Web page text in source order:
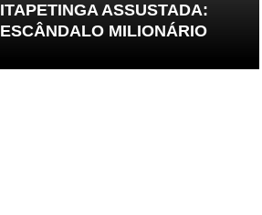
ITAPETINGA ASSUSTADA:
ESCÂNDALO MILIONÁRIO